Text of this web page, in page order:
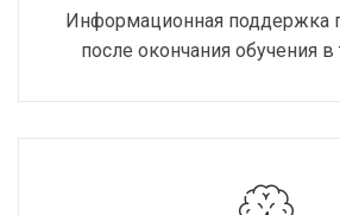
Информационная поддержка
после окончания обучения в